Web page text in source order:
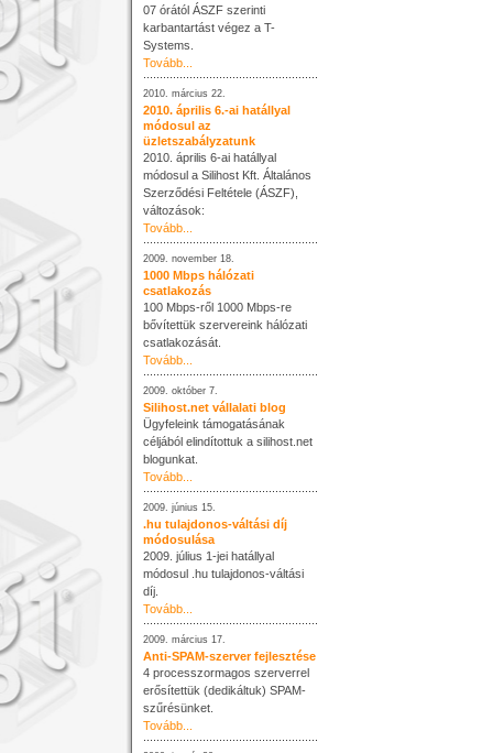
07 órától ÁSZF szerinti
karbantartást végez a T-
Systems.
Tovább...
2010. március 22.
2010. április 6.-ai hatállyal
módosul az
üzletszabályzatunk
2010. április 6-ai hatállyal
módosul a Silihost Kft. Általános
Szerződési Feltétele (ÁSZF),
változások:
Tovább...
2009. november 18.
1000 Mbps hálózati
csatlakozás
100 Mbps-ről 1000 Mbps-re
bővítettük szervereink hálózati
csatlakozását.
Tovább...
2009. október 7.
Silihost.net vállalati blog
Ügyfeleink támogatásának
céljából elindítottuk a silihost.net
blogunkat.
Tovább...
2009. június 15.
.hu tulajdonos-váltási díj
módosulása
2009. július 1-jei hatállyal
módosul .hu tulajdonos-váltási
díj.
Tovább...
2009. március 17.
Anti-SPAM-szerver fejlesztése
4 processzormagos szerverrel
erősítettük (dedikáltuk) SPAM-
szűrésünket.
Tovább...